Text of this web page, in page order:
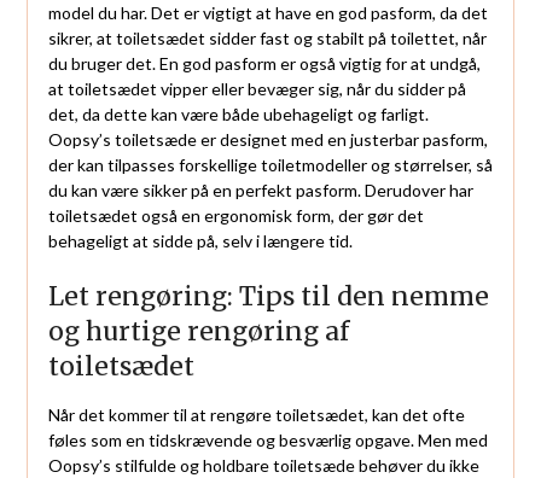
model du har. Det er vigtigt at have en god pasform, da det
sikrer, at toiletsædet sidder fast og stabilt på toilettet, når
du bruger det. En god pasform er også vigtig for at undgå,
at toiletsædet vipper eller bevæger sig, når du sidder på
det, da dette kan være både ubehageligt og farligt.
Oopsy’s toiletsæde er designet med en justerbar pasform,
der kan tilpasses forskellige toiletmodeller og størrelser, så
du kan være sikker på en perfekt pasform. Derudover har
toiletsædet også en ergonomisk form, der gør det
behageligt at sidde på, selv i længere tid.
Let rengøring: Tips til den nemme
og hurtige rengøring af
toiletsædet
Når det kommer til at rengøre toiletsædet, kan det ofte
føles som en tidskrævende og besværlig opgave. Men med
Oopsy’s stilfulde og holdbare toiletsæde behøver du ikke